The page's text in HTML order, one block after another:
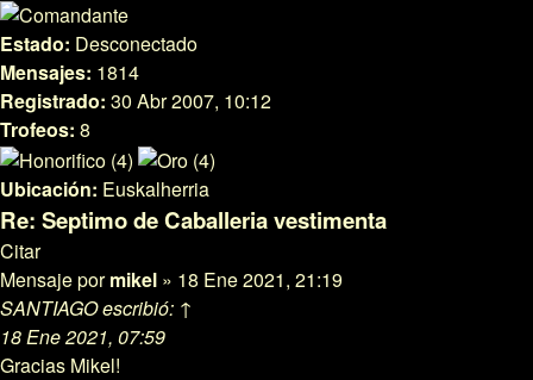
Estado: Desconectado
Mensajes: 1814
Registrado: 30 Abr 2007, 10:12
Trofeos: 8
Ubicación: Euskalherria
Re: Septimo de Caballeria vestimenta
Citar
Mensajepormikel » 18 Ene 2021, 21:19
SANTIAGOescribió: ↑
18 Ene 2021, 07:59
Gracias Mikel!